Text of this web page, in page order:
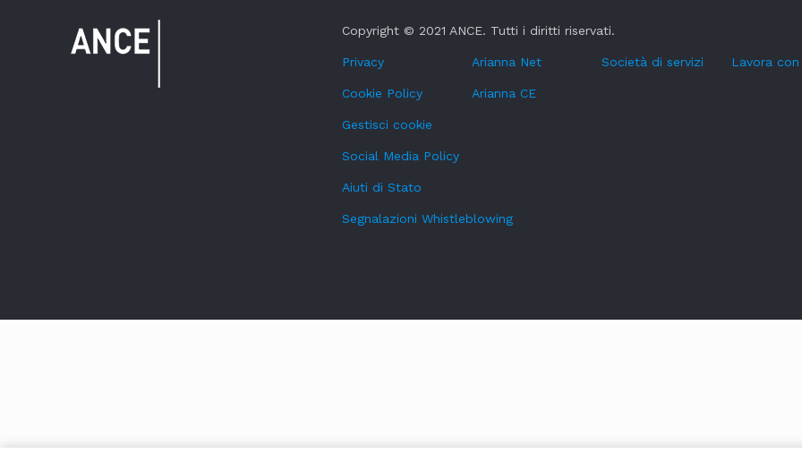
Copyright © 2021 ANCE. Tutti i diritti riservati.
Privacy Arianna Net Società di servizi Lavora
Cookie Policy Arianna CE
Gestisci cookie
Social Media Policy
Aiuti di Stato
Segnalazioni Whistleblowing